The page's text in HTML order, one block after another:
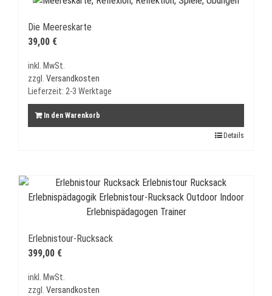
Die Meereskarte
39,00 €
inkl. MwSt.
zzgl. Versandkosten
Lieferzeit: 2-3 Werktage
In den Warenkorb
Details
Erlebnistour-Rucksack
399,00 €
inkl. MwSt.
zzgl. Versandkosten